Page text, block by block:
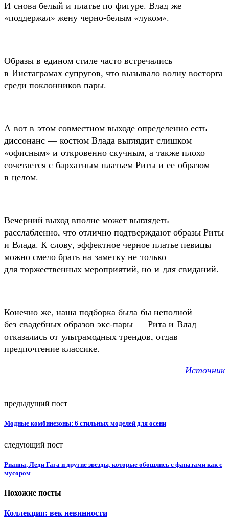
И снова белый и платье по фигуре. Влад же
«поддержал» жену черно-белым «луком».
Образы в едином стиле часто встречались
в Инстаграмах супругов, что вызывало волну восторга
среди поклонников пары.
А вот в этом совместном выходе определенно есть
диссонанс — костюм Влада выглядит слишком
«офисным» и откровенно скучным, а также плохо
сочетается с бархатным платьем Риты и ее образом
в целом.
Вечерний выход вполне может выглядеть
расслабленно, что отлично подтверждают образы Риты
и Влада. К слову, эффектное черное платье певицы
можно смело брать на заметку не только
для торжественных мероприятий, но и для свиданий.
Конечно же, наша подборка была бы неполной
без свадебных образов экс-пары — Рита и Влад
отказались от ультрамодных трендов, отдав
предпочтение классике.
Источник
предыдущий пост
Модные комбинезоны: 6 стильных моделей для осени
следующий пост
Рианна, Леди Гага и другие звезды, которые обошлись с фанатами как с
мусором
Похожие посты
Коллекция: век невинности